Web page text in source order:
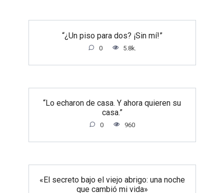
“¿Un piso para dos? ¡Sin mí!”
0 5.8k.
“Lo echaron de casa. Y ahora quieren su
casa.”
0 960
«El secreto bajo el viejo abrigo: una noche
que cambió mi vida»